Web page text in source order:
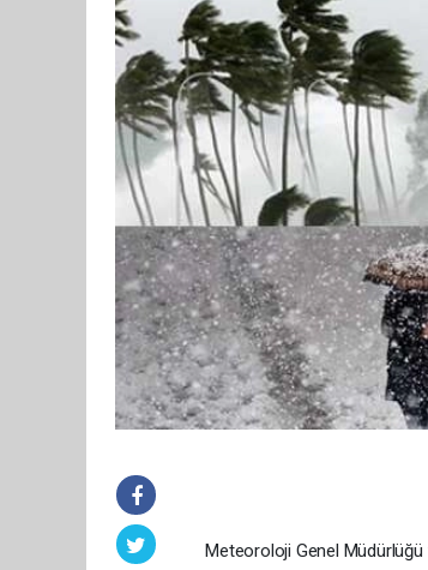
Meteoroloji Genel Müdürlüğü